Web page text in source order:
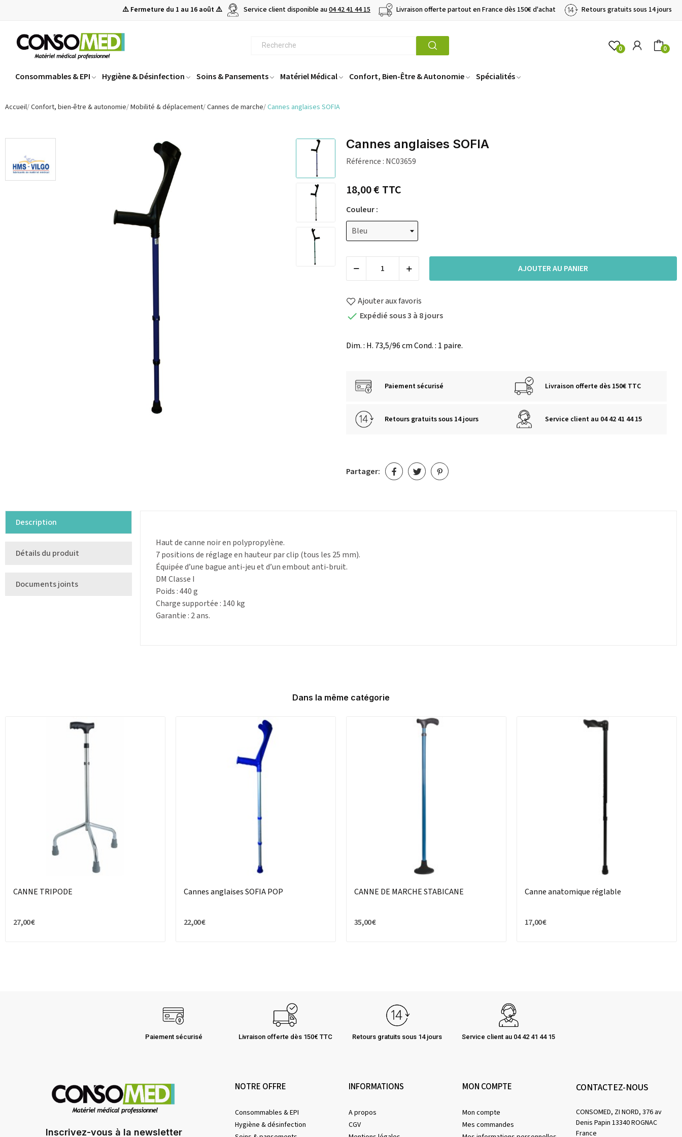
⚠️ Fermeture du 1 au 16 août ⚠️ Service client disponible au04 42 41 44 15 Livraison offerte partout en France dès 150€ d'achat Retours gratuits sous 14 jours
0 0
Consommables & EPI Hygiène & Désinfection Soins & Pansements Matériel Médical Confort, Bien-Être & Autonomie Spécialités
Accueil Confort, bien-être & autonomie Mobilité & déplacement Cannes de marche Cannes anglaises SOFIA
Cannes anglaises SOFIA
Référence : NC03659
18,00 €TTC
Couleur :
AJOUTER AU PANIER
Ajouter aux favoris
 Expédié sous 3 à 8 jours
Dim. : H. 73,5/96 cm Cond. : 1 paire.
Paiement sécurisé Livraison offerte dès 150€ TTC
Retours gratuits sous 14 jours Service client au 04 42 41 44 15
Partager:
Description
Détails du produit
Documents joints
Haut de canne noir en polypropylène.
7 positions de réglage en hauteur par clip (tous les 25 mm).
Équipée d’une bague anti-jeu et d’un embout anti-bruit.
DM Classe I
Poids : 440 g
Charge supportée : 140 kg
Garantie : 2 ans.
Dans la même catégorie
CANNE TRIPODE
27,00 €
Cannes anglaises SOFIA POP
22,00 €
CANNE DE MARCHE STABICANE
35,00 €
Canne anatomique réglable
17,00 €
Paiement sécurisé Livraison offerte dès 150€ TTC Retours gratuits sous 14 jours Service client au 04 42 41 44 15
Inscrivez-vous à la newsletter
NOTRE OFFRE
Consommables & EPI
Hygiène & désinfection
INFORMATIONS
A propos
CGV
MON COMPTE
Mon compte
Mes commandes
CONTACTEZ-NOUS
CONSOMED, ZI NORD, 376 av
Denis Papin 13340 ROGNAC
France